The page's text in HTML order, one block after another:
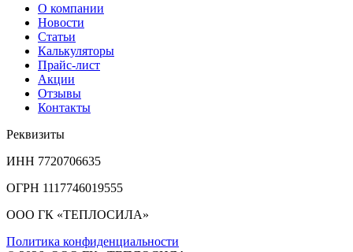
О компании
Новости
Статьи
Калькуляторы
Прайс-лист
Акции
Отзывы
Контакты
Реквизиты
ИНН 7720706635
ОГРН 1117746019555
ООО ГК «ТЕПЛОСИЛА»
Политика конфиденциальности